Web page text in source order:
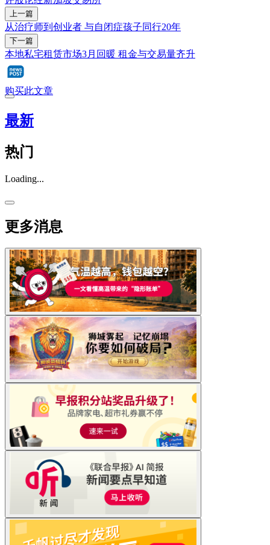
上一篇
从治疗师到创业者 与自闭症孩子同行20年
下一篇
本地私宅租赁市场3月回暖 租金与交易量齐升
购买此文章
最新
热门
Loading...
更多消息